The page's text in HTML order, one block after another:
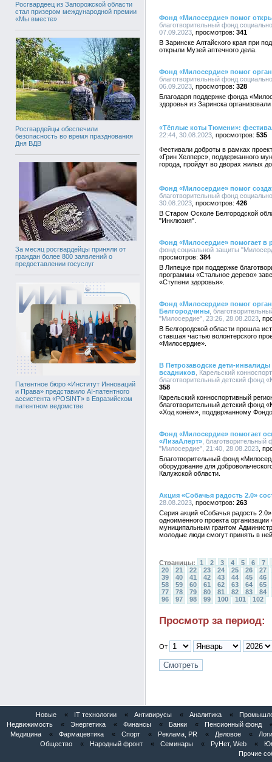
Росгвардеец из Запорожской области
стал призером международной премии
«Мы вместе»
Росгвардейцы обеспечили
безопасность во время празднования
Дня ВДВ
За месяц росгвардейцы приняли от
граждан более 800 заявлений о
предоставлении госуслуг
Патентное бюро «Институт Инноваций
и Права» представило AI-патентного
ассистента «POSINT» в Евразийском
патентном ведомстве
Фонд «Милосердие» помог
благотворительный фонд
07.09.2023
341
В Заринске Алтайского края при
открыли Музей аптечного дела.
Фонд «Милосердие» помог
благотворительный фонд
06.09.2023
328
Благодаря поддержке фонда
здоровья из Заринска
«Тёплые коты Тюмени»:
22:44, 30.08.2023
535
Фестивали доброты в рамках
«Грин Хелперс», поддержанного
города, пройдут во дворах жилых
Фонд «Милосердие» помог
благотворительный фонд
30.08.2023
426
В Старом Осколе Белгородской
"Инклюзия".
Фонд «Милосердие» помогает в
фонд социальной защиты
384
В Липецке при поддержке
программы «Стальное дерево»
«Ступени здоровья».
Фонд «Милосердие» помог
Белгородчины ,
"Милосердие", 23:26, 28.08.2023
В Белгородской области прошла
ставшая частью волонтерского
«Милосердие».
В Петрозаводске дети-
всадников , Карельский
благотворительный детский фонд
358
Карельский конноспортивный
благотворительный детский фонд
«Ход конём», поддержанному
Фонд «Милосердие» помогает
«ЛизаАлерт» ,
"Милосердие", 21:40, 28.08.2023
Благотворительный фонд
оборудование для
Калужской области.
Акция «Собачья радость 2.0»
28.08.2023
263
Серия акций «Собачья радость
одноимённого проекта
муниципальным грантом
молодые люди смогут принять в
Страницы: 1 2 3 4 5 6
7
20
21 22 23 24 25 26
27
39
40 41 42 43 44 45
46
58
59 60 61 62 63 64
65
77
78 79 80 81 82 83
84
96
97 98 99 100 101 102
Просмотр за период:
От
Новые « IT технологии « Антивирусы « Аналитика «
Недвижимость
« Энергетика « Финансы « Банки « Пенсионный фонд
Медицина
« Фармацевтика « Спорт « Реклама, PR « Деловое «
Общество
« Народный фронт « Семинары « РуНет, Web «
Прочие